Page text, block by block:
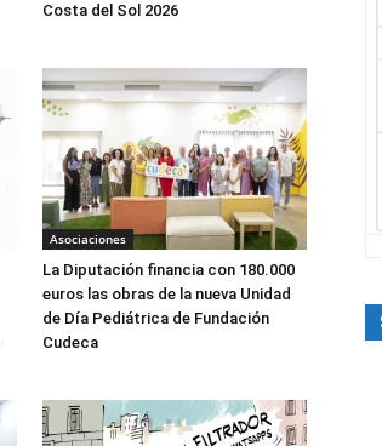
Costa del Sol 2026
Asociaciones
La Diputación financia con 180.000
euros las obras de la nueva Unidad
de Día Pediátrica de Fundación
Cudeca